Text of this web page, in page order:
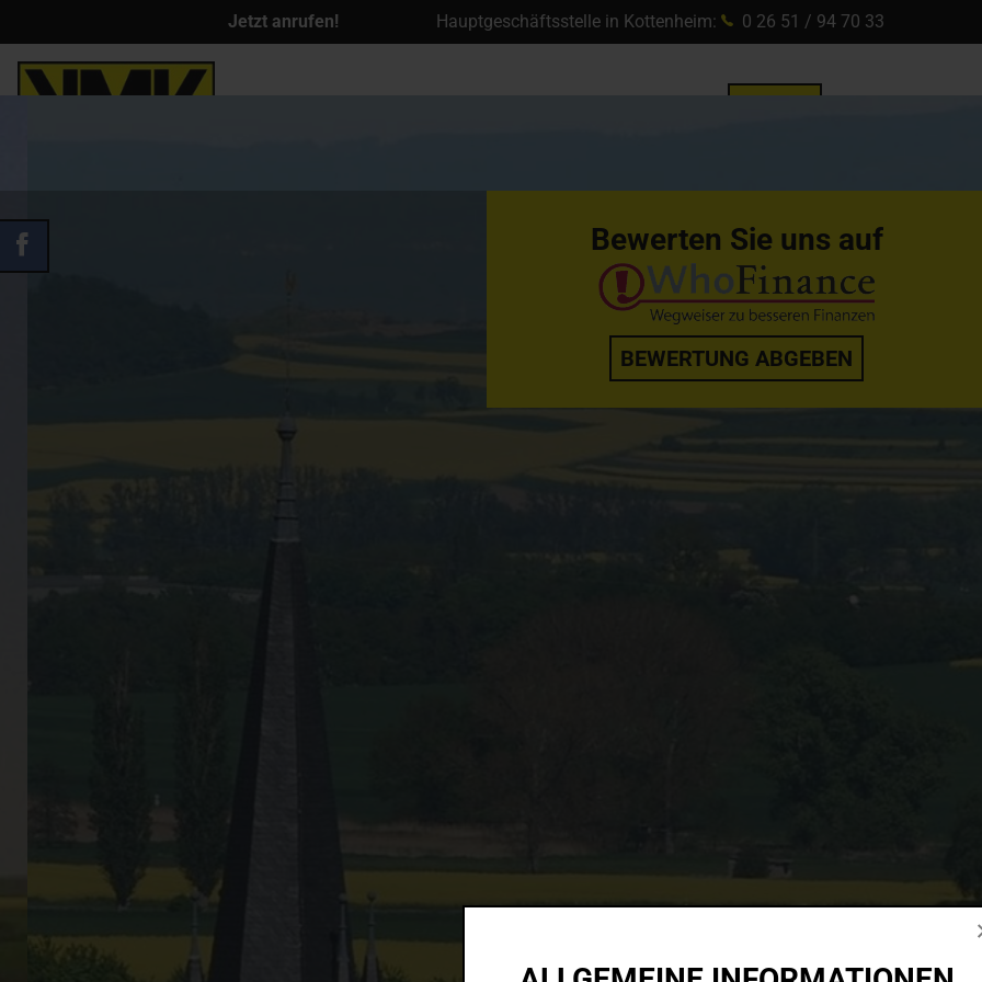
Bewerten Sie uns auf
BEWERTUNG ABGEBEN
Jetzt anrufen! Hauptgeschäftsstelle in Kottenheim: 0 26 51 / 94 70 33